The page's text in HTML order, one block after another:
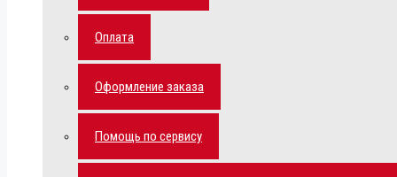
Оплата
Оформление заказа
Помощь по сервису